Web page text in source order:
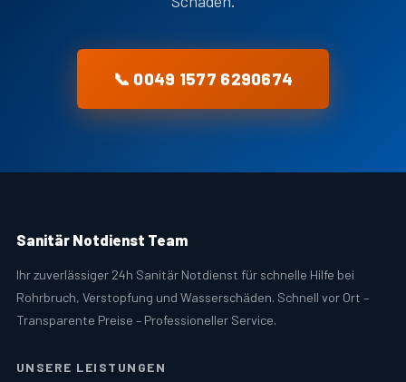
📞 0049 1577 6290674
Sanitär Notdienst Team
Ihr zuverlässiger 24h Sanitär Notdienst für schnelle Hilfe bei
Rohrbruch, Verstopfung und Wasserschäden. Schnell vor Ort –
Transparente Preise – Professioneller Service.
UNSERE LEISTUNGEN